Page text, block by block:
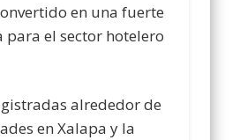
en una fuerte
para el sector hotelero
alrededor de
en Xalapa y la